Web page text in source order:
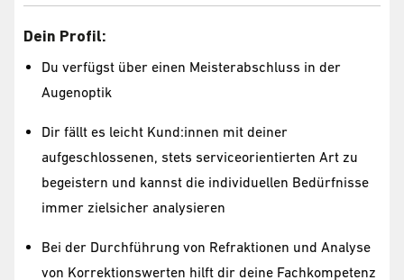
Dein Profil:
Du verfügst über einen Meisterabschluss in der
Augenoptik
Dir fällt es leicht Kund:innen mit deiner
aufgeschlossenen, stets serviceorientierten Art zu
begeistern und kannst die individuellen Bedürfnisse
immer zielsicher analysieren
Bei der Durchführung von Refraktionen und Analyse
von Korrektionswerten hilft dir deine Fachkompetenz